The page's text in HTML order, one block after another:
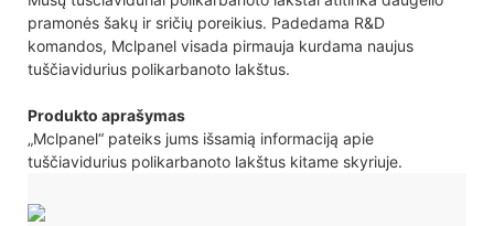
pramonės šakų ir sričių poreikius. Padedama R&D
komandos, Mclpanel visada pirmauja kurdama naujus
tuščiavidurius polikarbanoto lakštus.
Produkto aprašymas
„Mclpanel“ pateiks jums išsamią informaciją apie
tuščiavidurius polikarbanoto lakštus kitame skyriuje.